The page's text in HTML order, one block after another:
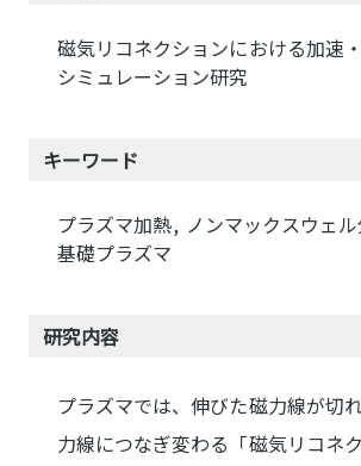
磁気リコネクションにおける加速
シミュレーション研究
キーワード
プラズマ加熱 ノンマックスウェ
基礎プラズマ
研究内容
プラズマでは、伸びた磁力線が切
力線につなぎ変わる「磁気リコネ